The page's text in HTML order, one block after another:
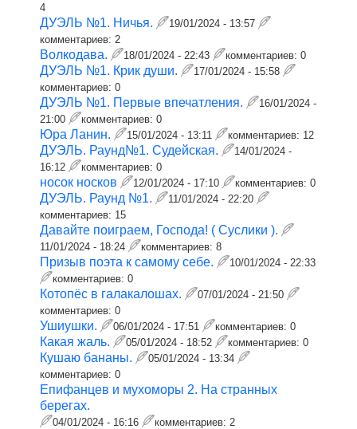
4
ДУЭЛЬ №1. Ничья.
19/01/2024 - 13:57
комментариев: 2
Волкодава. 18/01/2024 - 22:43 комментариев:0
ДУЭЛЬ №1. Крик души.
17/01/2024 - 15:58
комментариев:0
ДУЭЛЬ №1. Первые впечатления.
16/01/2024 -
21:00
комментариев:0
Юра Ланин. 15/01/2024 - 13:11 комментариев: 12
ДУЭЛЬ. Раунд№1. Судейская.
14/01/2024 -
16:12
комментариев:0
носок носков 12/01/2024 - 17:10 комментариев:0
ДУЭЛЬ. Раунд №1.
11/01/2024 - 22:20
комментариев: 15
Давайте поиграем, Господа! ( Суслики ).
11/01/2024 - 18:24 комментариев:8
Призыв поэта к самому себе.
10/01/2024 - 22:33
комментариев:0
Котопёс в галакалошах.
07/01/2024 - 21:50
комментариев:0
Ушиушки. 06/01/2024 - 17:51 комментариев:0
Какая жаль. 05/01/2024 - 18:52 комментариев:0
Кушаю бананы.
05/01/2024 - 13:34
комментариев:0
Епифанцев и мухоморы 2. На странных
берегах.
04/01/2024 - 16:16 комментариев: 2